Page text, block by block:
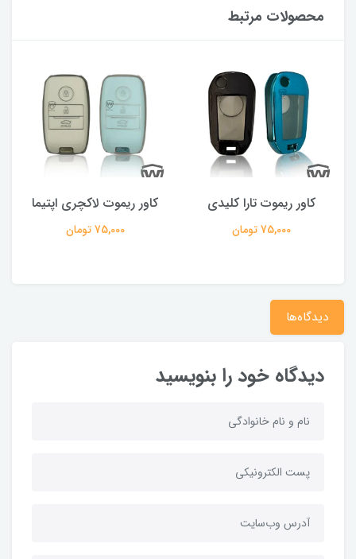
محصولات مرتبط
کاور ریموت تارا کلیدی
75,000 تومان
کاور ریموت لاکچری اپتیما
75,000 تومان
دیدگاه‌ها
دیدگاه خود را بنویسید